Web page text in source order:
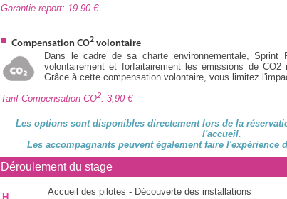
Garantie report: 19.90
Compensation CO2 volontaire
Dans le cadre de sa charte environnementale, Sprint
volontairement et forfaitairement les émissions de CO2
Grâce à cette compensation volontaire, vous limitez
Tarif Compensation CO2: 3,90
Les options sont disponibles directement lors de la
l'accueil.
Les accompagnants peuvent également faire l'expérience
Déroulement du stage
Accueil des pilotes - Découverte des installations